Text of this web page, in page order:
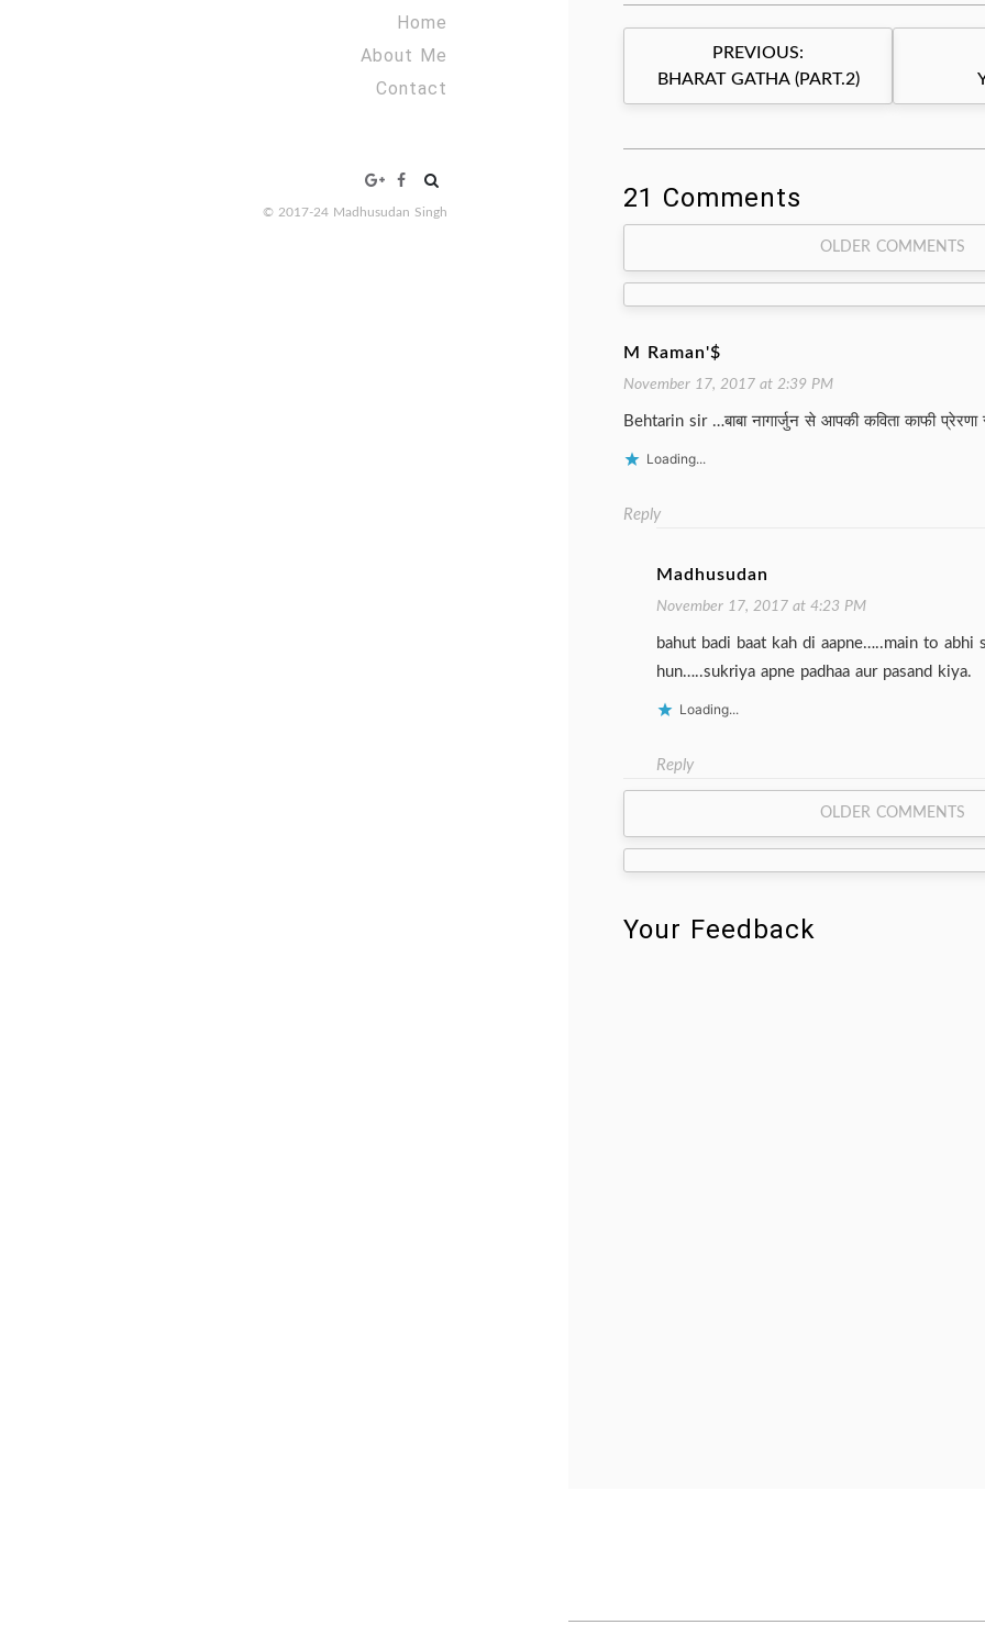
Home
About Me
Contact
Search
© 2017-24 Madhusudan Singh
Post
navigation
PREVIOUS:
BHARAT GATHA (PART.2)
21 Comments
navigation
OLDER COMMENTS
M Raman'$
November 17, 2017 at 2:39 PM
Behtarin sir …बाबा नागार्जुन से आपकी कविता काफी
Loading...
Reply
Madhusudan
November 17, 2017 at 4:23 PM
bahut badi baat kah di aapne…..main to abhi
hun…..sukriya apne padhaa aur pasand kiya.
Loading...
Reply
navigation
OLDER COMMENTS
Your Feedback